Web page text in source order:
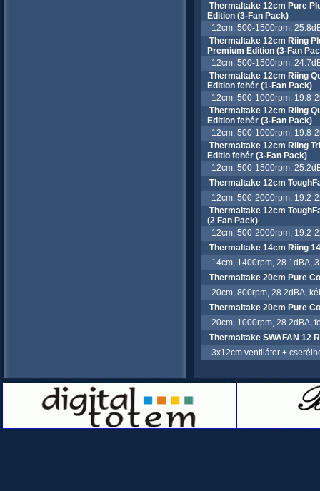
Thermaltake 12cm Pure
Edition (3-Fan Pack)
12cm, 500-1500rpm,
Thermaltake 12cm Riing
Premium Edition (3-Fan
12cm, 500-1500rpm,
Thermaltake 12cm Riing
Edition fehér (1-Fan Pack)
12cm, 500-1000rpm, 19.8-
Thermaltake 12cm Riing
Edition fehér (3-Fan Pack)
12cm, 500-1000rpm, 19.8-
Thermaltake 12cm Riing
Editio fehér (3-Fan Pack)
12cm, 500-1500rpm,
Thermaltake 12cm
12cm, 500-2000rpm, 19.2-
Thermaltake 12cm
(2 Fan Pack)
12cm, 500-2000rpm, 19.2-
Thermaltake 14cm Riing
14cm, 1400rpm, 28.1dBA,
Thermaltake 20cm Pure
20cm, 800rpm, 28.2dBA,
Thermaltake 20cm Pure
20cm, 1000rpm, 28.2dBA,
Thermaltake SWAFAN 12
3x12cm ventilátor +